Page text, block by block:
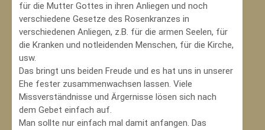
für die Mutter Gottes in ihren Anliegen und noch
verschiedene Gesetze des Rosenkranzes in
verschiedenen Anliegen, z.B. für die armen Seelen, für
die Kranken und notleidenden Menschen, für die Kirche,
usw.
Das bringt uns beiden Freude und es hat uns in unserer
Ehe fester zusammenwachsen lassen. Viele
Missverständnisse und Ärgernisse lösen sich nach
dem Gebet einfach auf.
Man sollte nur einfach mal damit anfangen. Das